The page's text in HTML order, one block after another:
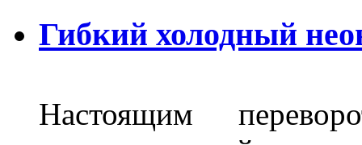
Гибкий холодный
Настоящим